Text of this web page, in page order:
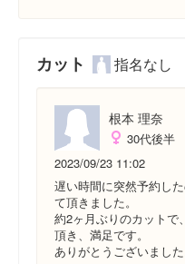
カット 指名なし
根本 理奈
30代後半
2023/09/23 11:02
遅い時間に突然予約し
て頂きました。
約2ヶ月ぶりのカットで
頂き、満足です。
ありがとうございました